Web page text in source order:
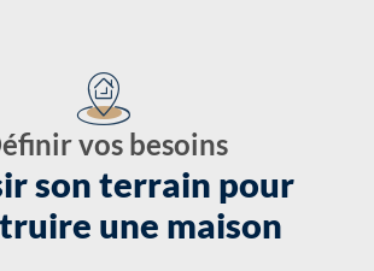
vos besoins
son terrain pour
une maison